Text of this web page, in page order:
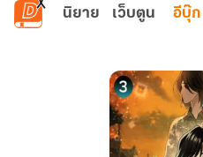
ข้ามไปยังเนื้อหาหลัก
นิยาย เว็บตูน อีบุ๊ก